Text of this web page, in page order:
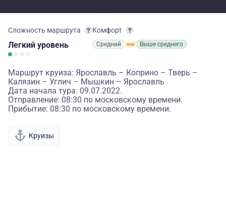
Сложность маршрута
Легкий уровень
Комфорт
Средний Выше среднего
Маршрут круиза: Ярославль – Коприно – Тверь –
Калязин – Углич – Мышкин – Ярославль
Дата начала тура: 09.07.2022.
Отправление: 08:30 по московскому времени.
Прибытие: 08:30 по московскому времени.
Круизы